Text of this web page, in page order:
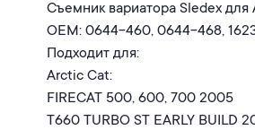
Съемник вариатора Sledex
ОЕМ: 0644-460, 0644-468,
Подходит для:
Arctic Cat:
FIRECAT 500, 600, 700 2005
T660 TURBO ST EARLY BUILD